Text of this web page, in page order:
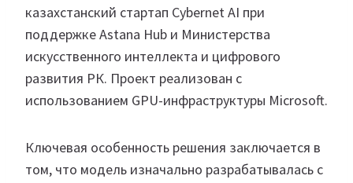
казахстанский стартап Cybernet AI при
поддержке Astana Hub и Министерства
искусственного интеллекта и цифрового
развития РК. Проект реализован с
использованием GPU-инфраструктуры Microsoft.
Ключевая особенность решения заключается в
том, что модель изначально разрабатывалась с